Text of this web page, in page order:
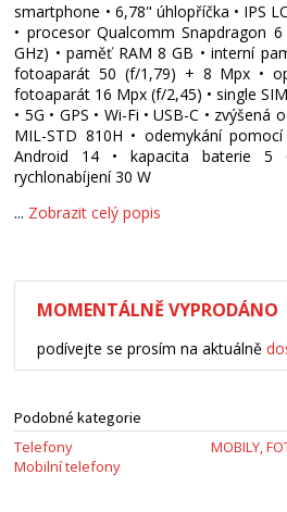
smartphone • 6,78" úhlopříčka • IPS
• procesor Qualcomm Snapdragon
GHz) • paměť RAM 8 GB • interní
fotoaparát 50 (f/1,79) + 8 Mpx •
fotoaparát 16 Mpx (f/2,45) • single
• 5G • GPS • Wi-Fi • USB-C •
MIL-STD 810H • odemykání
Android 14 • kapacita baterie 5
rychlonabíjení 30 W
... Zobrazit celý popis
MOMENTÁLNĚ VYPRODÁNO
podívejte se prosím na aktuálně
Podobné kategorie
Telefony
Mobilní telefony
MOBILY,